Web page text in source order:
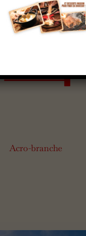
Acro-branche